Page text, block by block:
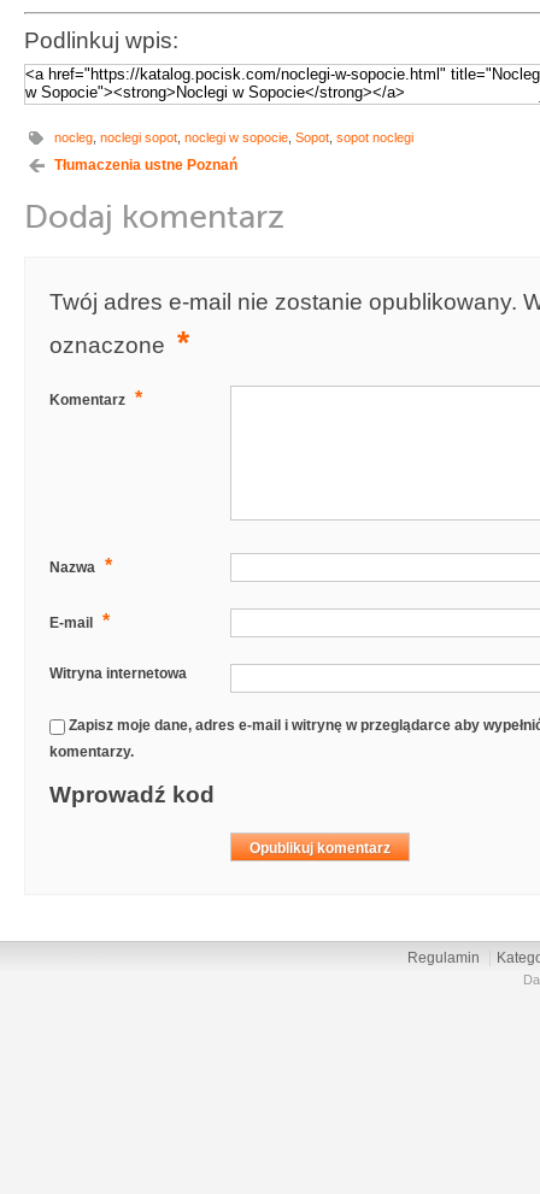
Podlinkuj wpis:
nocleg noclegi sopot noclegi w sopocie Sopot sopot noclegi
Tłumaczenia ustne Poznań
Dodaj komentarz
Twój adres e-mail nie zostanie opublikowany.
oznaczone *
Komentarz *
Nazwa *
E-mail *
Witryna internetowa
Zapisz moje dane, adres e-mail i witrynę w przeglądarce aby
komentarzy.
Wprowadź kod
Regulamin